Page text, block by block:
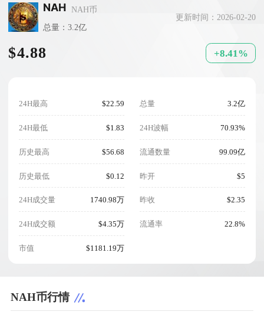
NAH
NAH币
总量：3.2亿
更新时间：2026-02-20
$4.88 +8.41%
24H最高 $22.59
24H最低 $1.83
历史最高 $56.68
历史最低 $0.12
24H成交量 1740.98万
24H成交额 $4.35万
市值 $1181.19万
总量 3.2亿
24H波幅 70.93%
流通数量 99.09亿
昨开 $5
昨收 $2.35
流通率 22.8%
NAH币行情